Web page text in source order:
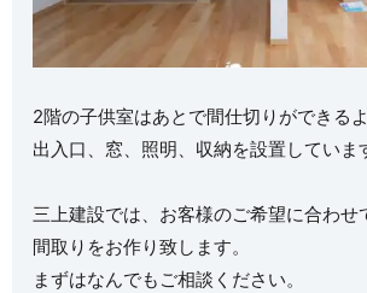
2階の子供室はあとで間仕切りができる
出入口、窓、照明、収納を設置していま
三上建設では、お客様のご希望に合わせ
間取りをお作り致します。
まずはなんでもご相談ください。